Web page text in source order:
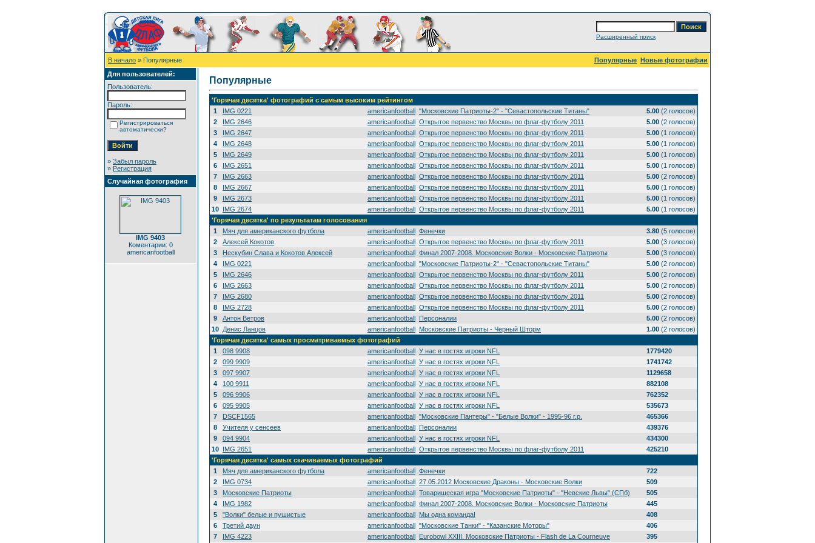
Расширенный поиск
В начало » Популярные Популярные Новые фотографии
Для пользователей:
Пользователь:
Пароль:
Регистрироваться
автоматически?
» Забыл пароль
» Регистрация
Случайная фотография
IMG 9403
Коментарии: 0
americanfootball
Популярные
'Горячая десятка' фотографий с самым высоким рейтингом
1
IMG 0221 americanfootball "Московские Патриоты-2" - "Севастопольские Титаны" 5.00 (2 голосов)
2
IMG 2646 americanfootball Открытое первенство Москвы по флаг-футболу 2011 5.00 (2 голосов)
3
IMG 2647 americanfootball Открытое первенство Москвы по флаг-футболу 2011 5.00 (1 голосов)
4
IMG 2648 americanfootball Открытое первенство Москвы по флаг-футболу 2011 5.00 (1 голосов)
5
IMG 2649 americanfootball Открытое первенство Москвы по флаг-футболу 2011 5.00 (1 голосов)
6
IMG 2651 americanfootball Открытое первенство Москвы по флаг-футболу 2011 5.00 (1 голосов)
7
IMG 2663 americanfootball Открытое первенство Москвы по флаг-футболу 2011 5.00 (2 голосов)
8
IMG 2667 americanfootball Открытое первенство Москвы по флаг-футболу 2011 5.00 (1 голосов)
9
IMG 2673 americanfootball Открытое первенство Москвы по флаг-футболу 2011 5.00 (1 голосов)
10 IMG 2674 americanfootball Открытое первенство Москвы по флаг-футболу 2011 5.00 (1 голосов)
'Горячая десятка' по результатам голосования
1
Мяч для американского футбола americanfootball Фенечки 3.80 (5 голосов)
2
Алексей Кокотов americanfootball Открытое первенство Москвы по флаг-футболу 2011 5.00 (3 голосов)
3
Нескубин Слава и Кокотов Алексей americanfootball Финал 2007-2008. Московские Волки - Московские Патриоты 5.00 (3 голосов)
4
IMG 0221 americanfootball "Московские Патриоты-2" - "Севастопольские Титаны" 5.00 (2 голосов)
5
IMG 2646 americanfootball Открытое первенство Москвы по флаг-футболу 2011 5.00 (2 голосов)
6
IMG 2663 americanfootball Открытое первенство Москвы по флаг-футболу 2011 5.00 (2 голосов)
7
IMG 2680 americanfootball Открытое первенство Москвы по флаг-футболу 2011 5.00 (2 голосов)
8
IMG 2728 americanfootball Открытое первенство Москвы по флаг-футболу 2011 5.00 (2 голосов)
9
Антон Ветров americanfootball Персоналии 5.00 (2 голосов)
10 Денис Ланцов americanfootball Московские Патриоты - Черный Шторм 1.00 (2 голосов)
'Горячая десятка' самых просматриваемых фотографий
1
098 9908 americanfootball У нас в гостях игроки NFL
1779420
2
099 9909 americanfootball У нас в гостях игроки NFL
1741742
3
097 9907 americanfootball У нас в гостях игроки NFL
1129658
4
100 9911 americanfootball У нас в гостях игроки NFL
882108
5
096 9906 americanfootball У нас в гостях игроки NFL
762352
6
095 9905 americanfootball У нас в гостях игроки NFL
535673
7
DSCF1565 americanfootball "Московские Пантеры" - "Белые Волки" - 1995-96 г.р.
465366
8
Учителя у сенсеев americanfootball Персоналии
439376
9
094 9904 americanfootball У нас в гостях игроки NFL
434300
10 IMG 2651 americanfootball Открытое первенство Москвы по флаг-футболу 2011
425210
'Горячая десятка' самых скачиваемых фотографий
1
Мяч для американского футбола americanfootball Фенечки
722
2
IMG 0734 americanfootball 27.05.2012 Московские Драконы - Московские Волки
509
3
Московские Патриоты americanfootball Товарищеская игра "Московские Патриоты" - "Невские Львы" (СПб)
505
4
IMG 1982 americanfootball Финал 2007-2008. Московские Волки - Московские Патриоты
445
5
"Волки" белые и пушистые americanfootball Мы одна команда!
408
6
Третий даун americanfootball "Московские Танки" - "Казанские Моторы"
406
7
IMG 4223 americanfootball Eurobowl XXIII. Московские Патриоты - Flash de La Courneuve 395